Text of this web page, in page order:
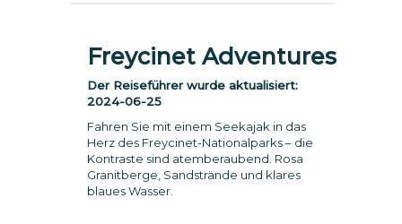
Freycinet Adventures
Der Reiseführer wurde aktualisiert:
2024-06-25
Fahren Sie mit einem Seekajak in das
Herz des Freycinet-Nationalparks – die
Kontraste sind atemberaubend. Rosa
Granitberge, Sandstrände und klares
blaues Wasser.